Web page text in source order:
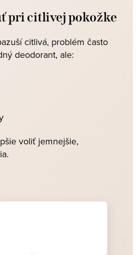
pri citlivej pokožke
citlivá, problém často
deodorant, ale:
voliť jemnejšie,